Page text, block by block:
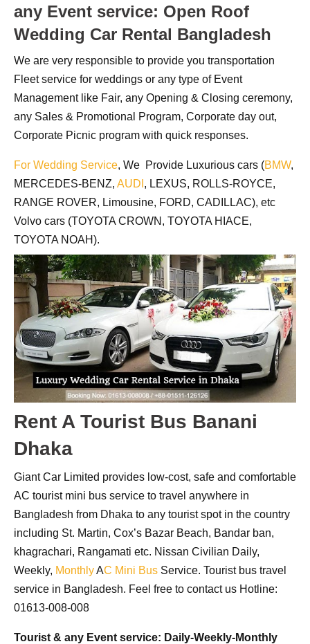
any Event service: Open Roof
Wedding Car Rental Bangladesh
We are very responsible to provide you transportation
Fleet service for weddings or any type of Event
Management like Fair, any Opening & Closing ceremony,
any Sales & Promotional Program, Corporate day out,
Corporate Picnic program with quick responses.
For Wedding Service, We Provide Luxurious cars (BMW,
MERCEDES-BENZ, AUDI , LEXUS, ROLLS-ROYCE,
RANGE ROVER, Limousine, FORD, CADILLAC), etc
Volvo cars (TOYOTA CROWN, TOYOTA HIACE,
TOYOTA NOAH).
Rent A Tourist Bus Banani
Dhaka
Giant Car Limited provides low-cost, safe and comfortable
AC tourist mini bus service to travel anywhere in
Bangladesh from Dhaka to any tourist spot in the country
including St. Martin, Cox’s Bazar Beach, Bandar ban,
khagrachari, Rangamati etc. Nissan Civilian Daily,
Weekly, MonthlyAC Mini Bus Service. Tourist bus travel
service in Bangladesh. Feel free to contact us Hotline:
01613-008-008
Tourist & any Event service: Daily-Weekly-Monthly